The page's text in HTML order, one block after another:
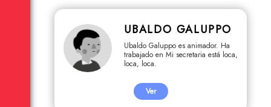
UBALDO GALUPPO
Ubaldo Galuppo es animador. Ha
trabajado en Mi secretaria está loca,
loca, loca.
Ver